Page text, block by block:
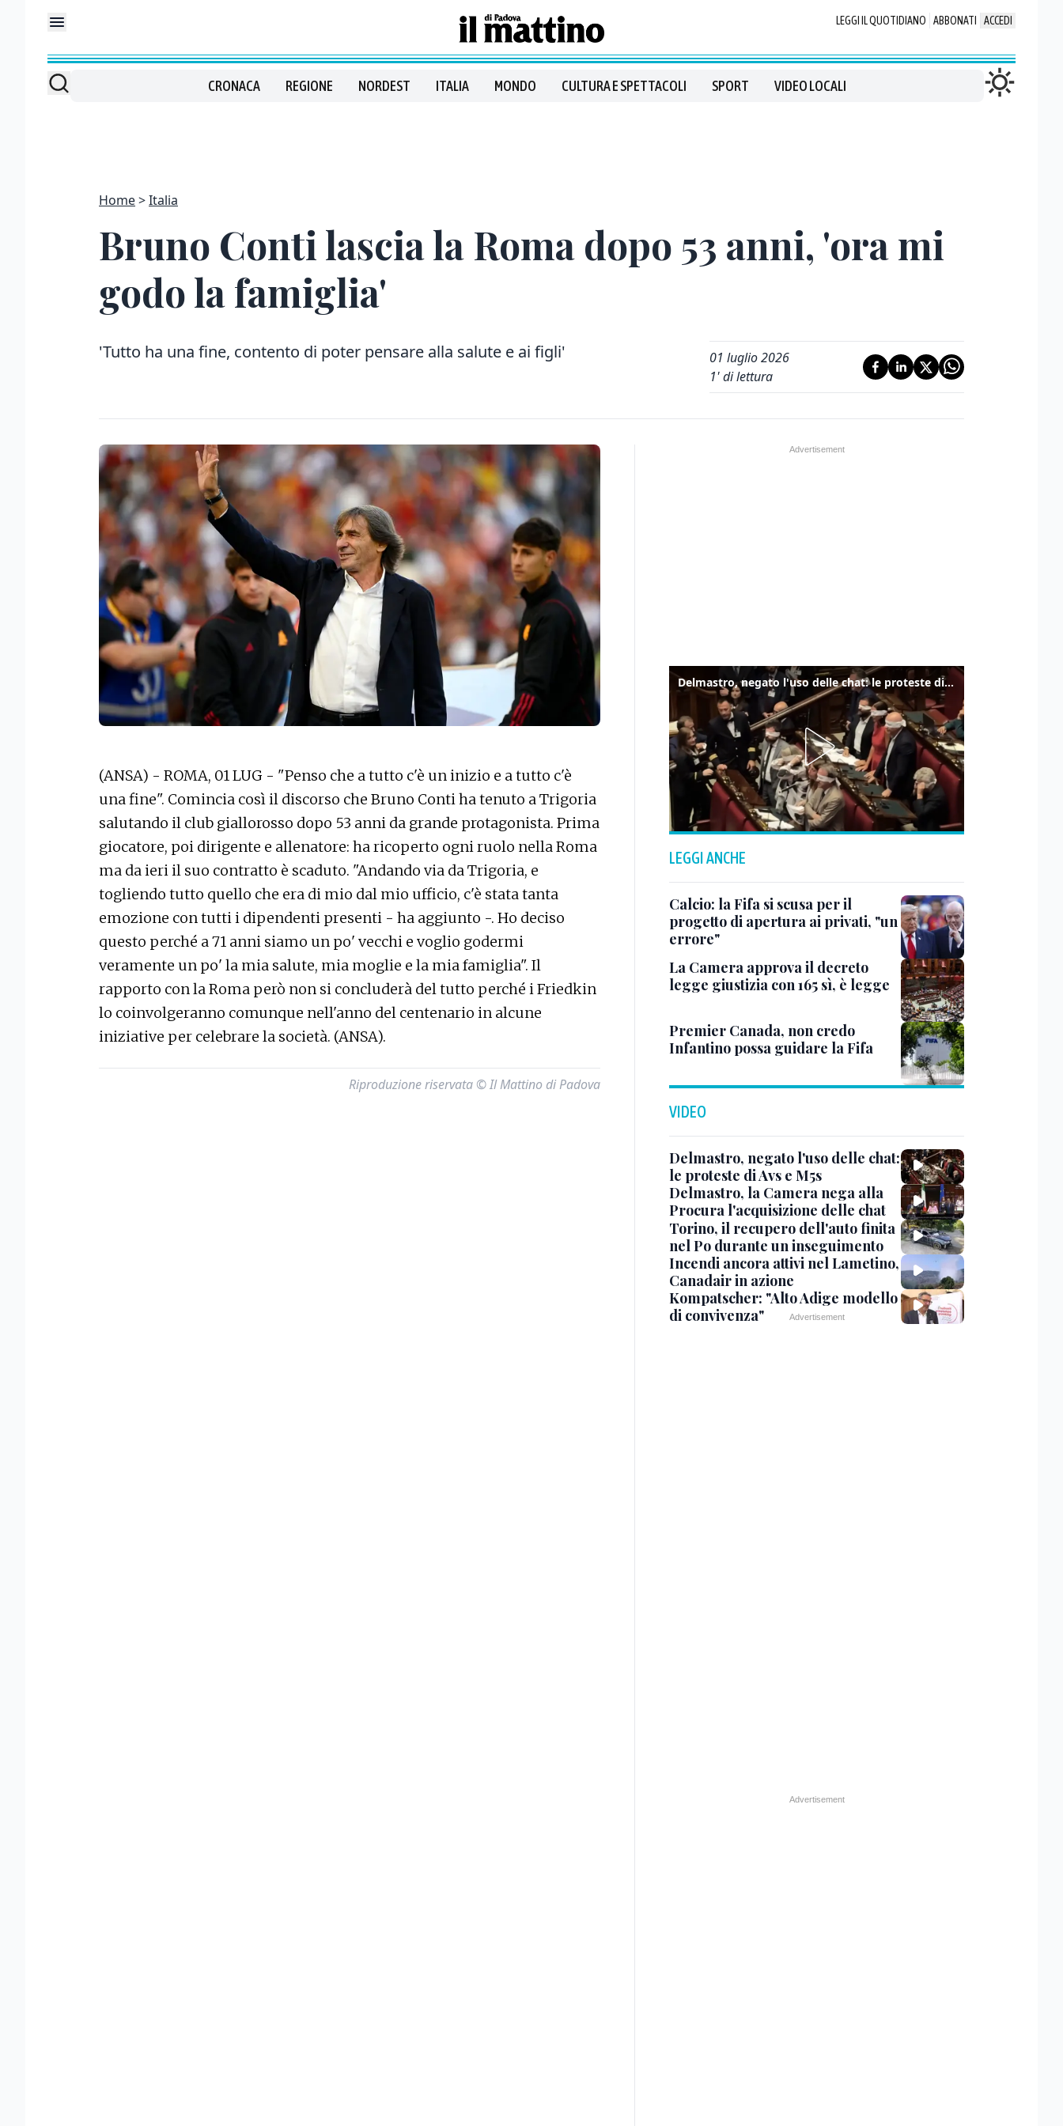
LEGGI IL QUOTIDIANO ABBONATI ACCEDI
CRONACA REGIONE NORDEST ITALIA MONDO CULTURA E SPETTACOLI SPORT VIDEO LOCALI
Home Italia
Bruno Conti lascia la Roma dopo 53 anni, 'ora mi
godo la famiglia'
'Tutto ha una fine, contento di poter pensare alla salute e ai figli'
01 luglio 2026
1' di lettura
(ANSA) - ROMA, 01 LUG - "Penso che a tutto c'è un inizio e a tutto c'è
una fine". Comincia così il discorso che Bruno Conti ha tenuto a Trigoria
salutando il club giallorosso dopo 53 anni da grande protagonista. Prima
giocatore, poi dirigente e allenatore: ha ricoperto ogni ruolo nella Roma
ma da ieri il suo contratto è scaduto. "Andando via da Trigoria, e
togliendo tutto quello che era di mio dal mio ufficio, c'è stata tanta
emozione con tutti i dipendenti presenti - ha aggiunto -. Ho deciso
questo perché a 71 anni siamo un po' vecchi e voglio godermi
veramente un po' la mia salute, mia moglie e la mia famiglia". Il
rapporto con la Roma però non si concluderà del tutto perché i Friedkin
lo coinvolgeranno comunque nell'anno del centenario in alcune
iniziative per celebrare la società. (ANSA).
Riproduzione riservata © Il Mattino di Padova
Delmastro, negato l'uso delle chat: le proteste di Avs e M5s
LEGGI ANCHE
Calcio: la Fifa si scusa per il
progetto di apertura ai privati, "un
errore"
La Camera approva il decreto
legge giustizia con 165 sì, è legge
Premier Canada, non credo
Infantino possa guidare la Fifa
VIDEO
Delmastro, negato l'uso delle chat:
le proteste di Avs e M5s
Delmastro, la Camera nega alla
Procura l'acquisizione delle chat
Torino, il recupero dell'auto finita
nel Po durante un inseguimento
Incendi ancora attivi nel Lametino,
Canadair in azione
Kompatscher: "Alto Adige modello
di convivenza"